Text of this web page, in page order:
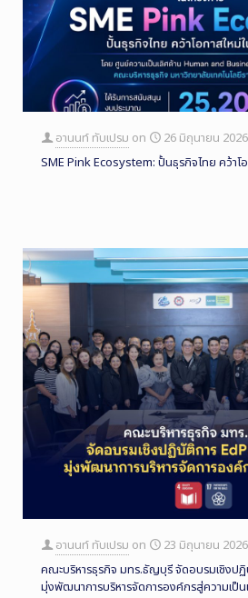
อานนท์ ทับเปรม on
26 มิถุนายน 2026
SME Pink Ecosystem: ปั้นธุรกิจไทย คว้าโ
อานนท์ ทับเปรม on
23 มิถุนายน 2026
คณะบริหารธุรกิจ มทร.ธัญบุรี จัดอบรมเชิงปฏิ
มุ่งพัฒนาการบริหารจัดการองค์กรสู่ความเป็น